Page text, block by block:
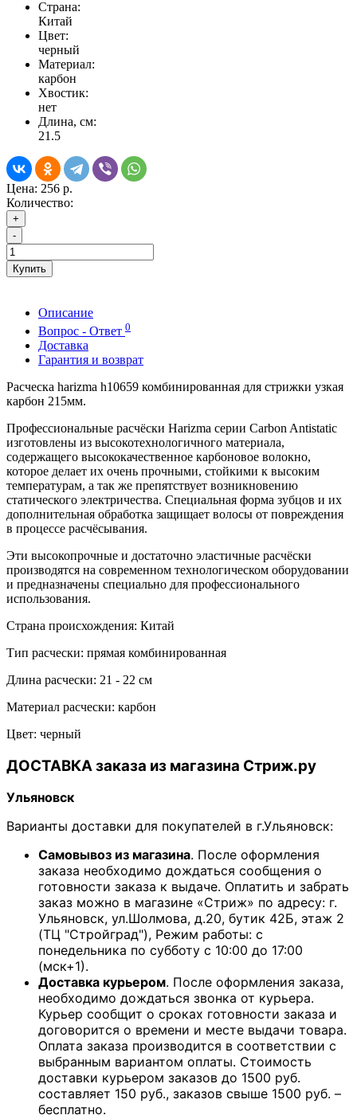
Страна:
Китай
Цвет:
черный
Материал:
карбон
Хвостик:
нет
Длина, см:
21.5
Цена: 256 р.
Количество:
+
-
Купить
Описание
Вопрос - Ответ 0
Доставка
Гарантия и возврат
Расческа harizma h10659 комбинированная для стрижки узкая
карбон 215мм.
Профессиональные расчёски Harizma серии Carbon Antistatic
изготовлены из высокотехнологичного материала,
содержащего высококачественное карбоновое волокно,
которое делает их очень прочными, стойкими к высоким
температурам, а так же препятствует возникновению
статического электричества. Специальная форма зубцов и их
дополнительная обработка защищает волосы от повреждения
в процессе расчёсывания.
Эти высокопрочные и достаточно эластичные расчёски
производятся на современном технологическом оборудовании
и предназначены специально для профессионального
использования.
Страна происхождения: Китай
Тип расчески: прямая комбинированная
Длина расчески: 21 - 22 см
Материал расчески: карбон
Цвет: черный
ДОСТАВКА заказа из магазина Стриж.ру
Ульяновск
Варианты доставки для покупателей в г.Ульяновск:
Самовывоз из магазина. После оформления
заказа необходимо дождаться сообщения о
готовности заказа к выдаче. Оплатить и забрать
заказ можно в магазине «Стриж» по адресу: г.
Ульяновск, ул.Шолмова, д.20, бутик 42Б, этаж 2
(ТЦ "Стройград"), Режим работы: с
понедельника по субботу с 10:00 до 17:00
(мск+1).
Доставка курьером. После оформления заказа,
необходимо дождаться звонка от курьера.
Курьер сообщит о сроках готовности заказа и
договорится о времени и месте выдачи товара.
Оплата заказа производится в соответствии с
выбранным вариантом оплаты. Стоимость
доставки курьером заказов до 1500 руб.
составляет 150 руб., заказов свыше 1500 руб. –
бесплатно.